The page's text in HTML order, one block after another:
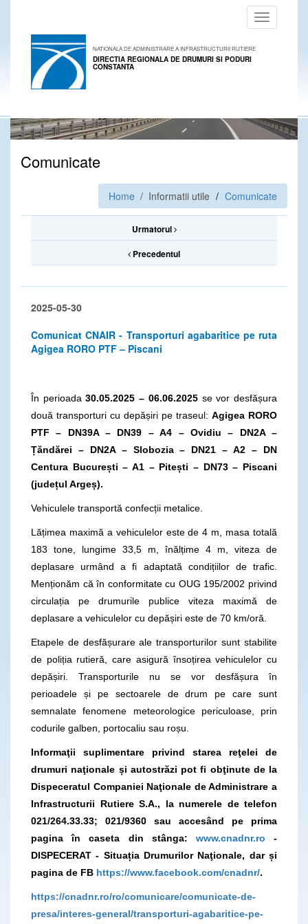
Toggle
navigation
NATIONALA DE ADMINISTRARE A INFRASTRUCTURII RUTIERE
DIRECTIA REGIONALA DE DRUMURI SI PODURI
CONSTANTA
Comunicate
Home / Informatii utile Comunicate
Urmatorul
Precedentul
2025-05-30
Comunicat CNAIR - Transporturi agabaritice pe ruta
Agigea RORO PTF – Piscani
În perioada30.05.2025 – 06.06.2025se vor desfășura
două transporturi cu depășiri pe traseul: Agigea RORO
PTF – DN39A – DN39 – A4 – Ovidiu – DN2A –
Țăndărei – DN2A – Slobozia – DN21 – A2 – DN
Centura București – A1 – Pitești – DN73 – Piscani
(județul Argeș).
Vehiculele transportă confecții metalice.
Lățimea maximă a vehiculelor este de 4 m, masa totală
183 tone, lungime 33,5 m, înălțime 4 m, viteza de
deplasare urmând a fi adaptată condițiilor de trafic.
Menționăm că în conformitate cu OUG 195/2002 privind
circulația pe drumurile publice viteza maximă de
deplasare a vehiculelor cu depășiri este de 70 km/oră.
Etapele de desfășurare ale transporturilor sunt stabilite
de poliția rutieră, care asigură însoțirea vehiculelor cu
depășiri. Transporturile nu se vor desfășura în
perioadele și pe sectoarele de drum pe care sunt
semnalate fenomene meteorologice periculoase, prin
codurile galben, portocaliu sau roșu.
Informaţii suplimentare privind starea reţelei de
drumuri naţionale și autostrăzi pot fi obţinute de la
Dispeceratul Companiei Naţionale de Administrare a
Infrastructurii Rutiere S.A., la numerele de telefon
021/264.33.33; 021/9360 sau accesând pe prima
pagina în caseta din stânga: www.cnadnr.ro -
DISPECERAT - Situația Drumurilor Naţionale, dar și
pagina de FB https://www.facebook.com/cnadnr/.
https://cnadnr.ro/ro/comunicare/comunicate-de-
presa/interes-general/transporturi-agabaritice-pe-